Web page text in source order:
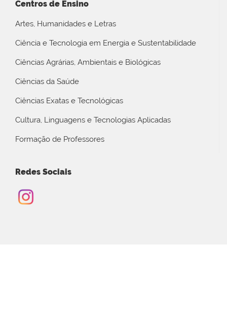
Centros de Ensino
Artes, Humanidades e Letras
Ciência e Tecnologia em Energia e Sustentabilidade
Ciências Agrárias, Ambientais e Biológicas
Ciências da Saúde
Ciências Exatas e Tecnológicas
Cultura, Linguagens e Tecnologias Aplicadas
Formação de Professores
Redes Sociais